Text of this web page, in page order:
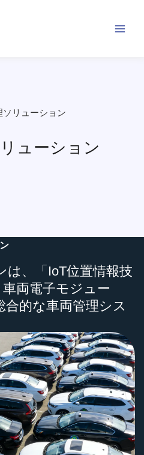
ソリューション
ューション
は、「IoT位置情報技
両電子モジュー
的な車両管理シス